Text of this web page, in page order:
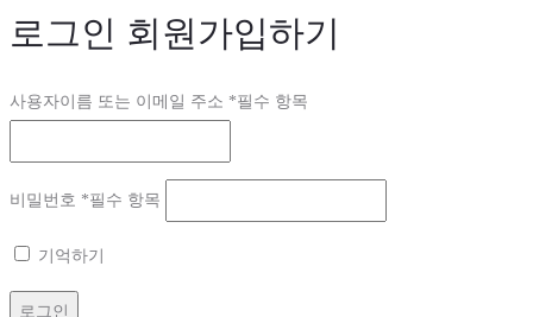
로그인 회원가입하기
사용자이름 또는 이메일 주소 *필수 항목
비밀번호 *필수 항목
기억하기
로그인